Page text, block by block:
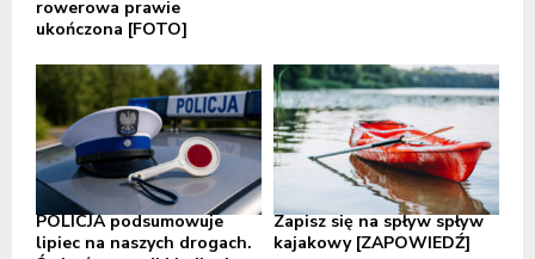
rowerowa prawie
ukończona [FOTO]
POLICJA podsumowuje
lipiec na naszych drogach.
Zapisz się na spływ spływ
kajakowy [ZAPOWIEDŹ]